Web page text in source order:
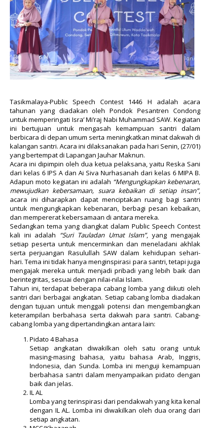
Tasikmalaya-Public Speech Contest 1446 H adalah acara
tahunan yang diadakan oleh Pondok Pesantren Condong
untuk memperingati Isra’ Mi’raj Nabi Muhammad SAW. Kegiatan
ini bertujuan untuk mengasah kemampuan santri dalam
berbicara di depan umum serta meningkatkan minat dakwah di
kalangan santri. Acara ini dilaksanakan pada hari Senin, (27/01)
yang bertempat di Lapangan Jauhar Maknun.
Acara ini dipimpin oleh dua ketua pelaksana, yaitu Reska Sani
dari kelas 6 IPS A dan Ai Siva Nurhasanah dari kelas 6 MIPA B.
Adapun moto kegiatan ini adalah “Mengungkapkan kebenaran,
mewujudkan kebersamaan, suara kebaikan di setiap insan”,
acara ini diharapkan dapat menciptakan ruang bagi santri
untuk mengungkapkan kebenaran, berbagi pesan kebaikan,
dan mempererat kebersamaan di antara mereka.
Sedangkan tema yang diangkat dalam Public Speech Contest
kali ini adalah “Suri Tauladan Umat Islam”, yang mengajak
setiap peserta untuk mencerminkan dan meneladani akhlak
serta perjuangan Rasulullah SAW dalam kehidupan sehari-
hari. Tema ini tidak hanya menginspirasi para santri, tetapi juga
mengajak mereka untuk menjadi pribadi yang lebih baik dan
berintegritas, sesuai dengan nilai-nilai Islam.
Tahun ini, terdapat beberapa cabang lomba yang diikuti oleh
santri dari berbagai angkatan. Setiap cabang lomba diadakan
dengan tujuan untuk menggali potensi dan mengembangkan
keterampilan berbahasa serta dakwah para santri. Cabang-
cabang lomba yang dipertandingkan antara lain:
Pidato 4 Bahasa
Setiap angkatan diwakilkan oleh satu orang untuk
masing-masing bahasa, yaitu bahasa Arab, Inggris,
Indonesia, dan Sunda. Lomba ini menguji kemampuan
berbahasa santri dalam menyampaikan pidato dengan
baik dan jelas.
IL AL
Lomba yang terinspirasi dari pendakwah yang kita kenal
dengan IL AL. Lomba ini diwakilkan oleh dua orang dari
setiap angkatan.